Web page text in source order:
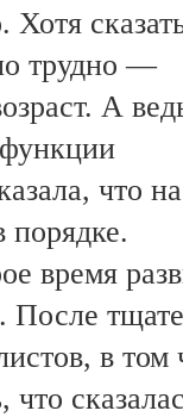
трудно —
А
что на
порядке.
время
в том
что